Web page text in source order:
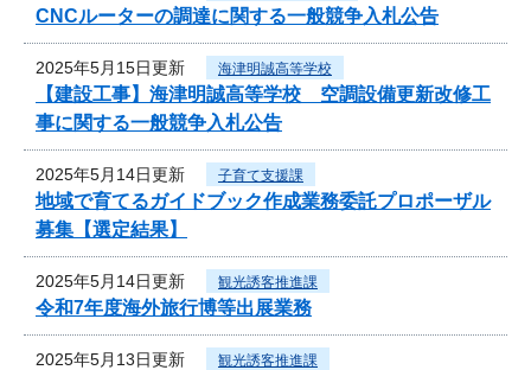
CNCルーターの調達に関する一般競争入札公告
2025年5月15日更新 海津明誠高等学校
【建設工事】海津明誠高等学校 空調設備更新改修工
事に関する一般競争入札公告
2025年5月14日更新 子育て支援課
地域で育てるガイドブック作成業務委託プロポーザル
募集【選定結果】
2025年5月14日更新 観光誘客推進課
令和7年度海外旅行博等出展業務
2025年5月13日更新 観光誘客推進課